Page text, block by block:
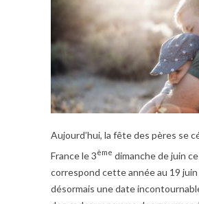
Aujourd’hui, la fête des pères se
France le 3ème dimanche de juin
correspond cette année au 19 juin
désormais une date